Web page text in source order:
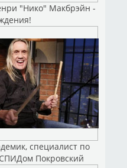
"Нико" Макбрэйн -
специалист по
Покровский